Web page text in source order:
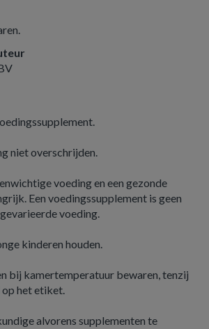
niet overschrijden.
voeding en een gezonde
Een voedingssupplement is geen
voeding.
kinderen houden.
bij kamertemperatuur bewaren, tenzij
op het etiket.
alvorens supplementen te